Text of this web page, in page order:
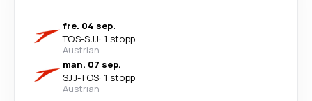
fre. 04 sep.
TOS-SJJ· 1 stopp
Austrian
man. 07 sep.
SJJ-TOS· 1 stopp
Austrian